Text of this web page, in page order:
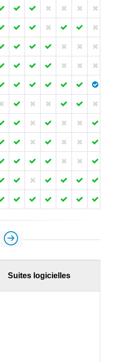
Suites logicielles